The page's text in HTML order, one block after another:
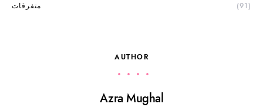
متفرقات (91)
AUTHOR
Azra Mughal